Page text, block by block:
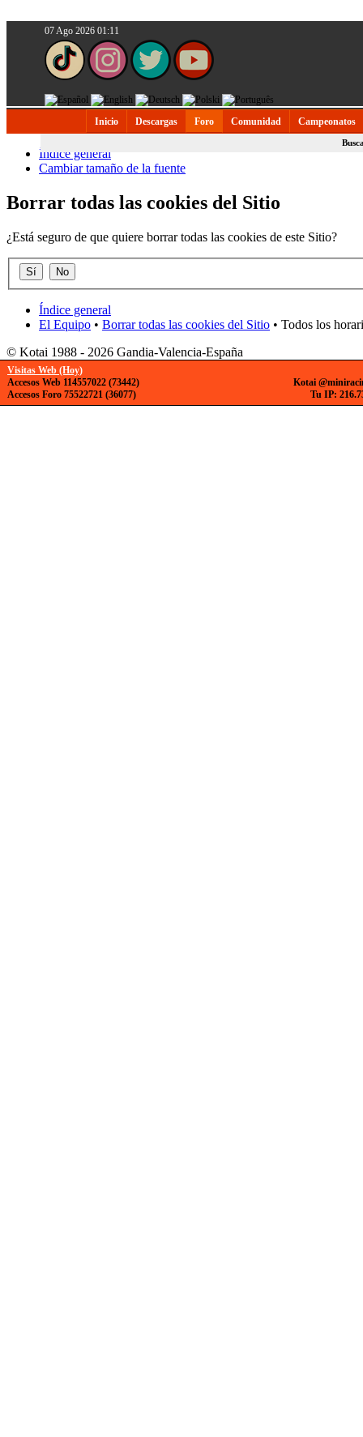
07 Ago 2026 01:11
Inicio Descargas Foro Comunidad Campeonatos
Índice general
Cambiar tamaño de la fuente
Borrar todas las cookies del Sitio
¿Está seguro de que quiere borrar todas las cookies de este Sitio?
Índice general
El Equipo • Borrar todas las cookies del Sitio • Todos los
© Kotai 1988 - 2026 Gandia-Valencia-España
Visitas Web (Hoy)
Accesos Web 114557022 (73442)
Accesos Foro 75522721 (36077)
Kotai
Tu IP: